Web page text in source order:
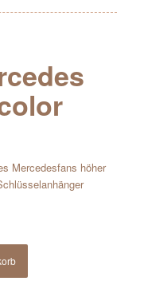
Mercedesfans höher